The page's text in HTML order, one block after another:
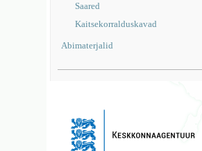
Saared
Kaitsekorralduskavad
Abimaterjalid